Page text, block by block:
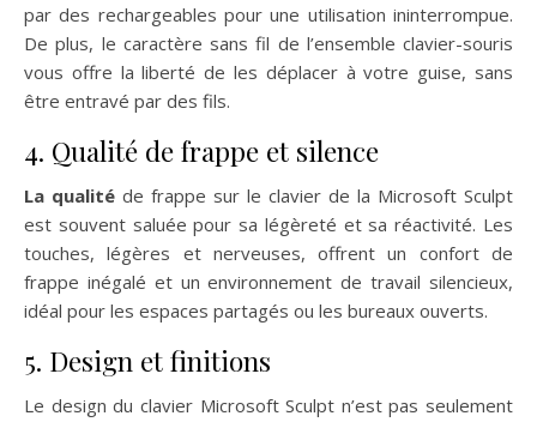
par des rechargeables pour une utilisation ininterrompue.
De plus, le caractère sans fil de l’ensemble clavier-souris
vous offre la liberté de les déplacer à votre guise, sans
être entravé par des fils.
4. Qualité de frappe et silence
La qualité de frappe sur le clavier de la Microsoft Sculpt
est souvent saluée pour sa légèreté et sa réactivité. Les
touches, légères et nerveuses, offrent un confort de
frappe inégalé et un environnement de travail silencieux,
idéal pour les espaces partagés ou les bureaux ouverts.
5. Design et finitions
Le design du clavier Microsoft Sculpt n’est pas seulement